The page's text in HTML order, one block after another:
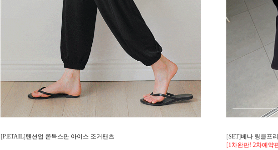
[P.ETAIL]텐션업 쫀득스판 아이스 조거팬츠
[SET]베나 링클프
[1차완판! 2차예약